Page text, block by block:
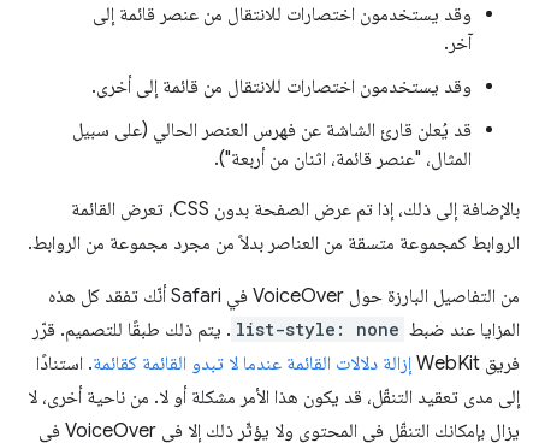
وقد يستخدمون اختصارات للانتقال من عنصر قائمة إلى
آخر.
وقد يستخدمون اختصارات للانتقال من قائمة إلى أخرى.
قد يُعلن قارئ الشاشة عن فهرس العنصر الحالي (على سبيل
المثال، "عنصر قائمة، اثنان من أربعة").
بالإضافة إلى ذلك، إذا تم عرض الصفحة بدون CSS، تعرض القائمة
الروابط كمجموعة متسقة من العناصر بدلاً من مجرد مجموعة من الروابط.
من التفاصيل البارزة حول VoiceOver في Safari أنّك تفقد كل هذه
المزايا عند ضبط list-style: none . يتم ذلك طبقًا للتصميم. قرّر
فريق WebKit
إزالة دلالات القائمة عندما لا تبدو القائمة كقائمة. استنادًا
إلى مدى تعقيد التنقّل، قد يكون هذا الأمر مشكلة أو لا. من ناحية أخرى، لا
يزال بإمكانك التنقّل في المحتوى ولا يؤثّر ذلك إلا في VoiceOver في